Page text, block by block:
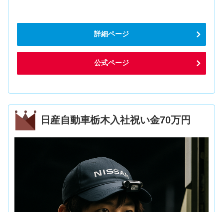
詳細ページ
公式ページ
日産自動車栃木入社祝い金70万円